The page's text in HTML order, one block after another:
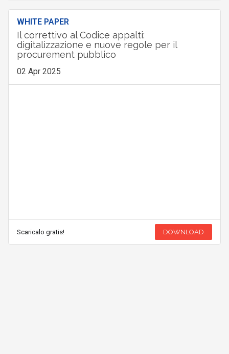
WHITE PAPER
Il correttivo al Codice appalti:
digitalizzazione e nuove regole per il
procurement pubblico
02 Apr 2025
Scaricalo gratis! DOWNLOAD